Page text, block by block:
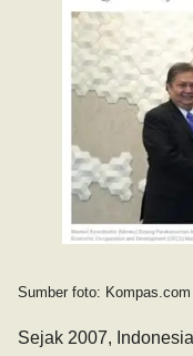
Sumber foto: Kompas.com
Sejak 2007,